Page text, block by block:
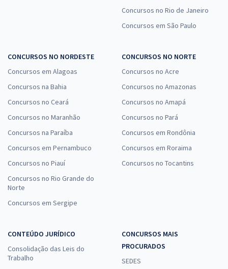
Concursos no Rio de Janeiro
Concursos em São Paulo
CONCURSOS NO NORDESTE
Concursos em Alagoas
Concursos na Bahia
Concursos no Ceará
Concursos no Maranhão
Concursos na Paraíba
Concursos em Pernambuco
Concursos no Piauí
Concursos no Rio Grande do
Norte
Concursos em Sergipe
CONCURSOS NO NORTE
Concursos no Acre
Concursos no Amazonas
Concursos no Amapá
Concursos no Pará
Concursos em Rondônia
Concursos em Roraima
Concursos no Tocantins
CONTEÚDO JURÍDICO
Consolidação das Leis do
Trabalho
CONCURSOS MAIS
PROCURADOS
SEDES